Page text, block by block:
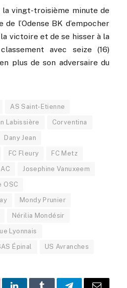
la vingt-troisième minute de
de l’Odense BK d’empocher
victoire et de se hisser à la
avec seize (16)
plus de son adversaire du
AS Saint-Etienne
Labissière Corventina
Dany Jean
FC Fleury FC Metz
Josephine Vanuxeem
OSC
Mondy Prunier
Nérilia Mondésir
Lyonnais
Épinal US Avranches